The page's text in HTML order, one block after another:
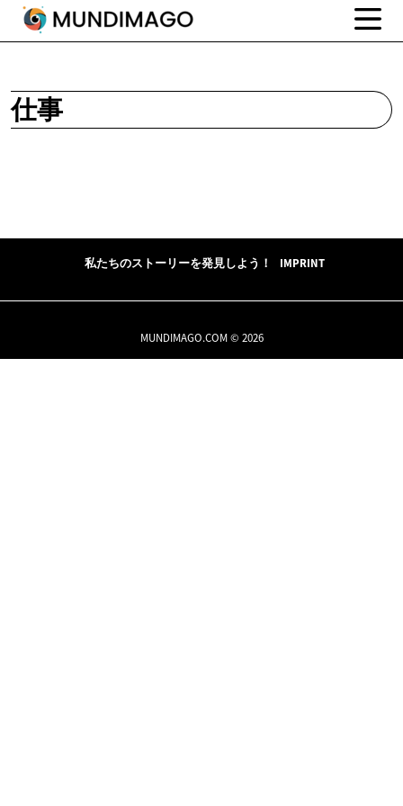
仕事
私たちのストーリーを発見しよう！ IMPRINT
MUNDIMAGO.COM © 2026